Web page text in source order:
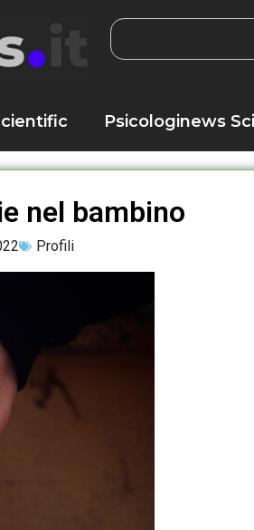
Psicologinews
nel bambino
Profili